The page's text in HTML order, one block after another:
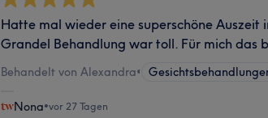
Hatte mal wieder eine superschöne Auszeit
Grandel Behandlung war toll. Für mich das
Behandelt von Alexandra•
Nona•vor 27 Tagen